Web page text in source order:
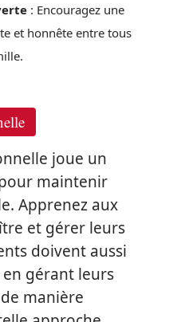
: Encouragez une
et honnête entre tous
joue un
maintenir
Apprenez aux
et gérer leurs
doivent aussi
en gérant leurs
manière